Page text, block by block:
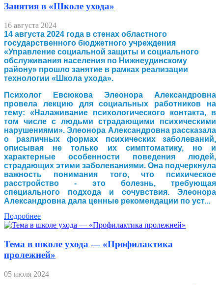
Занятия в «Школе ухода»
16 августа 2024
14 августа 2024 года в стенах областного
государственного бюджетного учреждения
«Управление социальной защиты и социального
обслуживания населения по Нижнеудинскому
району» прошло занятие в рамках реализации
технологии «Школа ухода».
Психолог Евсюкова Элеонора Александровна
провела лекцию для социальных работников на
тему: «Налаживание психологического контакта, в
том числе с людьми страдающими психическими
нарушениями». Элеонора Александровна рассказала
о различных формах психических заболеваний,
описывая не только их симптоматику, но и
характерные особенности поведения людей,
страдающих этими заболеваниями. Она подчеркнула
важность понимания того, что психическое
расстройство - это болезнь, требующая
специального подхода и сочувствия. Элеонора
Александровна дала ценные рекомендации по уст...
Подробнее
Тема в школе ухода — «Профилактика
пролежней»
05 июля 2024